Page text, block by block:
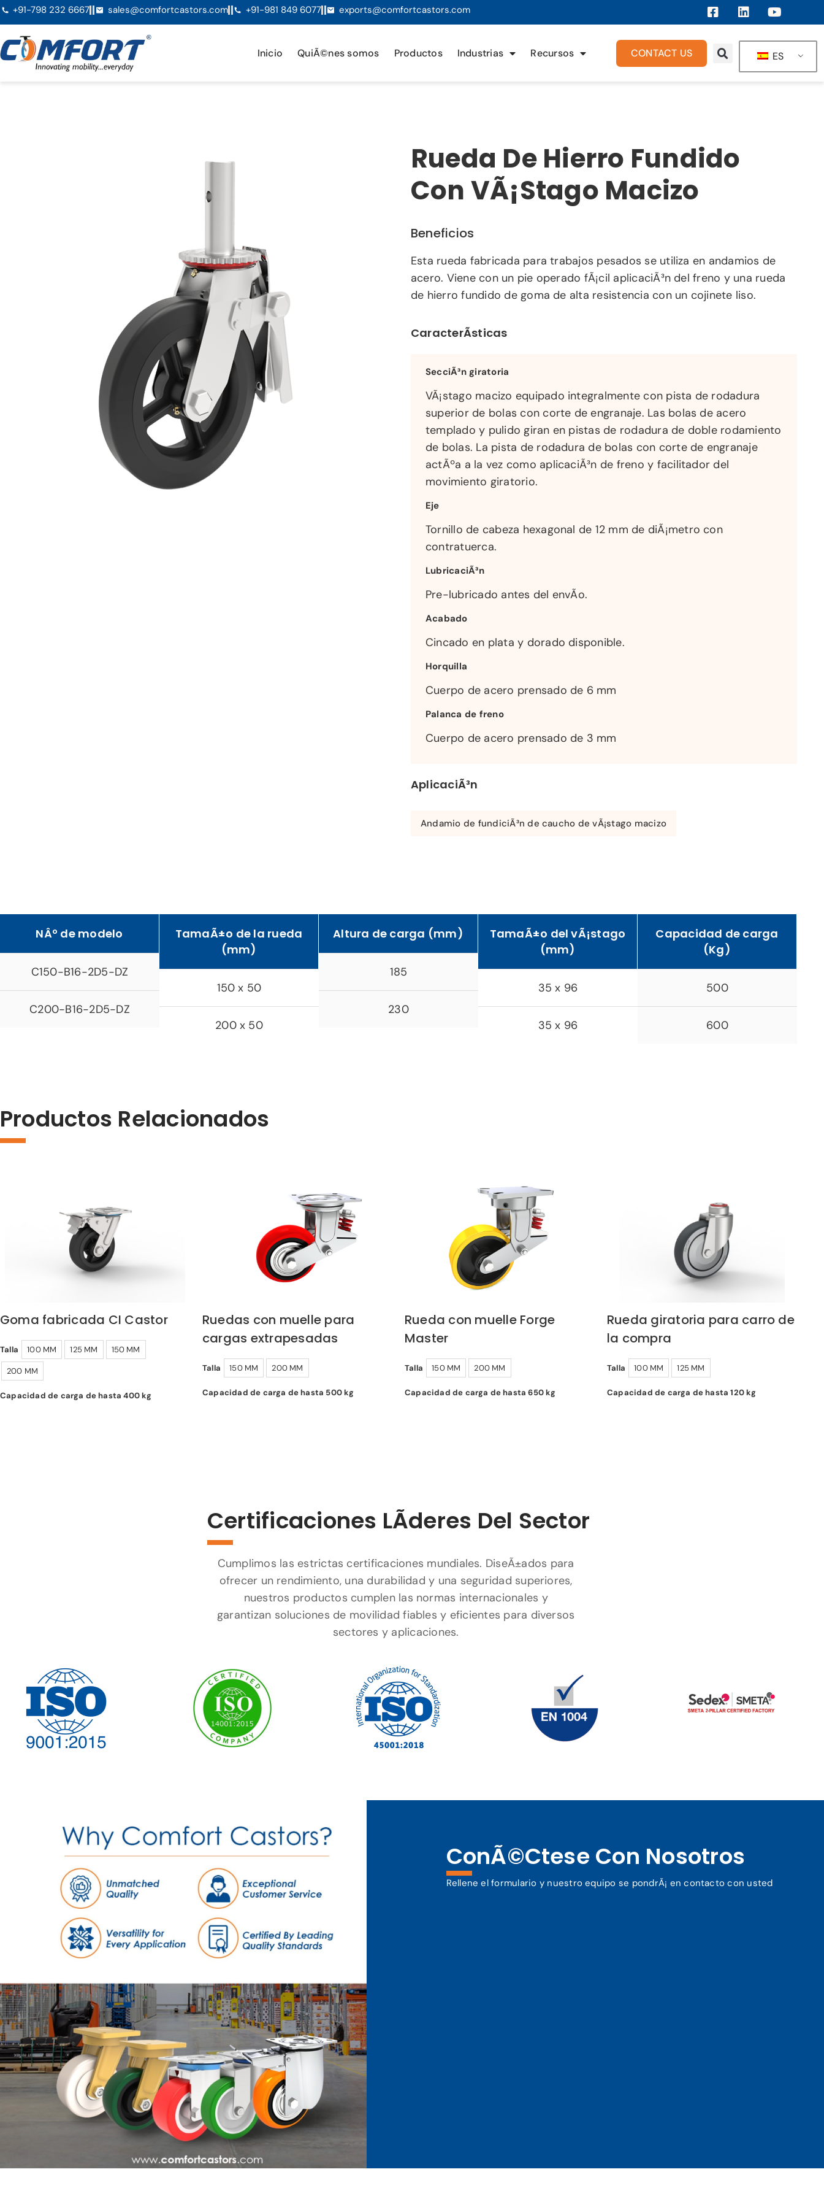
+91-798 232 6667 sales@comfortcastors.com +91-981 849 6077 exports@comfortcastors.com
Inicio QuiÃ©nes somos Productos Industrias Recursos CONTACT US ES
Rueda De Hierro Fundido
Con VÃ¡stago Macizo
Beneficios
Esta rueda fabricada para trabajos pesados se utiliza en andamios de
acero. Viene con un pie operado fÃ¡cil aplicaciÃ³n del freno y una rueda
de hierro fundido de goma de alta resistencia con un cojinete liso.
CaracterÃ­sticas
SecciÃ³n giratoria
VÃ¡stago macizo equipado integralmente con pista de rodadura
superior de bolas con corte de engranaje. Las bolas de acero
templado y pulido giran en pistas de rodadura de doble rodamiento
de bolas. La pista de rodadura de bolas con corte de engranaje
actÃºa a la vez como aplicaciÃ³n de freno y facilitador del
movimiento giratorio.
Eje
Tornillo de cabeza hexagonal de 12 mm de diÃ¡metro con
contratuerca.
LubricaciÃ³n
Pre-lubricado antes del envÃ­o.
Acabado
Cincado en plata y dorado disponible.
Horquilla
Cuerpo de acero prensado de 6 mm
Palanca de freno
Cuerpo de acero prensado de 3 mm
AplicaciÃ³n
Andamio de fundiciÃ³n de caucho de vÃ¡stago macizo
NÂº de modelo
C150-B16-2D5-DZ
C200-B16-2D5-DZ
TamaÃ±o de la rueda
(mm)
150 x 50
200 x 50
Altura de carga (mm)
185
230
TamaÃ±o del vÃ¡stago
(mm)
35 x 96
35 x 96
Capacidad de carga
(Kg)
500
600
Productos Relacionados
Goma fabricada CI Castor
Talla 100 MM 125 MM 150 MM
200 MM
Capacidad de carga de hasta 400 kg
Ruedas con muelle para
cargas extrapesadas
Talla 150 MM 200 MM
Capacidad de carga de hasta 500 kg
Rueda con muelle Forge
Master
Talla 150 MM 200 MM
Capacidad de carga de hasta 650 kg
Rueda giratoria para carro de
la compra
Talla 100 MM 125 MM
Capacidad de carga de hasta 120 kg
Certificaciones LÃ­deres Del Sector
Cumplimos las estrictas certificaciones mundiales. DiseÃ±ados para
ofrecer un rendimiento, una durabilidad y una seguridad superiores,
nuestros productos cumplen las normas internacionales y
garantizan soluciones de movilidad fiables y eficientes para diversos
sectores y aplicaciones.
ConÃ©ctese Con Nosotros
Rellene el formulario y nuestro equipo se pondrÃ¡ en contacto con usted